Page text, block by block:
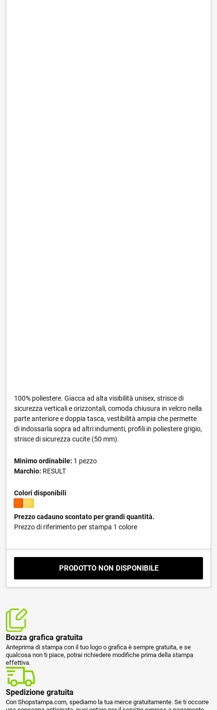
100% poliestere. Giacca ad alta visibilità unisex, strisce di
sicurezza verticali e orizzontali, comoda chiusura in velcro nella
parte anteriore e doppia tasca, vestibilità ampia che permette
di indossarla sopra ad altri indumenti, profili in poliestere grigio,
strisce di sicurezza cucite (50 mm).
Minimo ordinabile: 1 pezzo
Marchio: RESULT
Colori disponibili
Prezzo cadauno scontato per grandi quantità.
Prezzo di riferimento per stampa 1 colore
PRODOTTO NON DISPONIBILE
Bozza grafica gratuita
Anteprima di stampa con il tuo logo o grafica è sempre gratuita, e se
qualcosa non ti piace, potrai richiedere modifiche prima della stampa
effettiva.
Spedizione gratuita
Con Shopstampa.com, spediamo la tua merce gratuitamente. Se ti occorre